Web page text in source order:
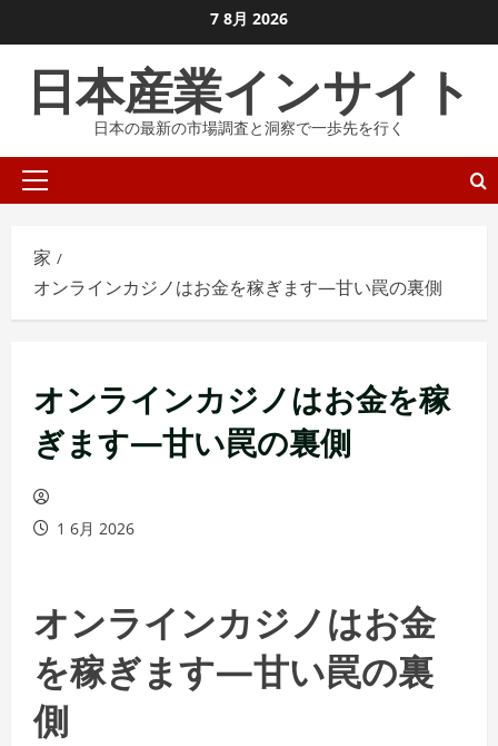
ン
に
し
7 8月 2026
日本産業インサイト
日本の最新の市場調査と洞察で一歩先を行く
プ
イ
マ
リ
ュ
ー
家
オンラインカジノはお金を稼ぎます—甘い罠の裏側
オンラインカジノはお金を稼
ぎます—甘い罠の裏側
1 6月 2026
オンラインカジノはお金
を稼ぎます—甘い罠の裏
側